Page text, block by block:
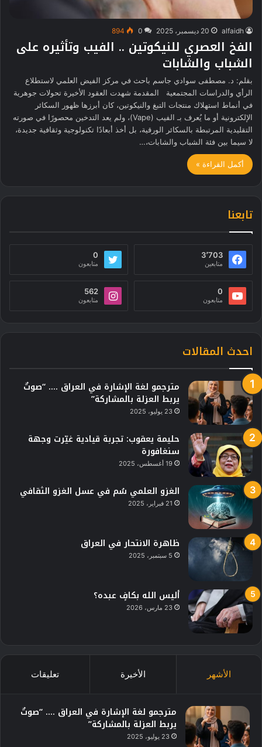
alfaidh 20 ديسمبر، 2025 0
894
الفخ العصري للنيكوتين .. الفيب وتأثيره على
الشباب والشابات
بقلم: د. مصطفى سوادي جاسم باحث في مركز الفيض العلمي لاستطلاع
الرأي والدراسات المجتمعية المقدمة شهدت العقود الأخيرة تحولات جوهرية
في أنماط استهلاك منتجات التبغ والنيكوتين، كان أبرزها ظهور السكائر
الإلكترونية أو ما يُعرف بـ الفيب (Vape)، ولم يعد التدخين محصورًا في صورته
التقليدية المرتبطة بالسكائر الورقية، بل أخذ أبعادًا تكنولوجية وثقافية جديدة،
لا سيما بين فئة الشباب والشابات،…
أكمل القراءة »
تابعنا
3٬703
متابعين
0
متابعون
0
متابعون
562
متابعون
احدث المقالات
مترجمو لغة الإشارة في العراق …. “صوتٌ
يربط العزلة بالمشاركة”
23 يوليو، 2025
حليمة يعقوب: تجربة قيادية غيّرت وجهة
سنغافورة
19 أغسطس، 2025
الغزو العلمي سُم في عسل الغزو الثقافي
21 فبراير، 2025
ظاهرة الانتحار في العراق
5 سبتمبر، 2025
أليس الله بكافٍ عبده؟
23 مارس، 2026
الأشهر الأخيرة تعليقات
مترجمو لغة الإشارة في العراق …. “صوتٌ
يربط العزلة بالمشاركة”
23 يوليو، 2025